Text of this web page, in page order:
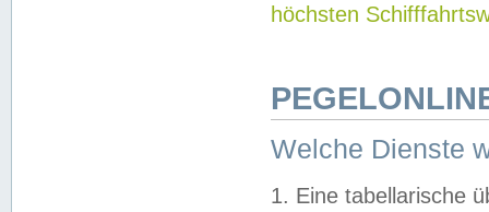
höchsten
Welche Dienste
1. Eine tabellarische